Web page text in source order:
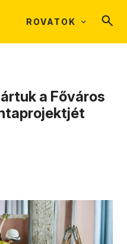
ROVATOK
a Főváros